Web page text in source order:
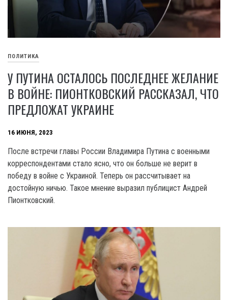
ПОЛИТИКА
У ПУТИНА ОСТАЛОСЬ ПОСЛЕДНЕЕ ЖЕЛАНИЕ
В ВОЙНЕ: ПИОНТКОВСКИЙ РАССКАЗАЛ, ЧТО
ПРЕДЛОЖАТ УКРАИНЕ
16 ИЮНЯ, 2023
После встречи главы России Владимира Путина с военными
корреспондентами стало ясно, что он больше не верит в
победу в войне с Украиной. Теперь он рассчитывает на
достойную ничью. Такое мнение выразил публицист Андрей
Пионтковский.